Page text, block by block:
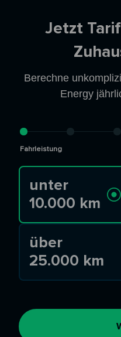
Jetzt
Berechne
Energy
Fahrleistung
unter
10.000 km
über
25.000 km